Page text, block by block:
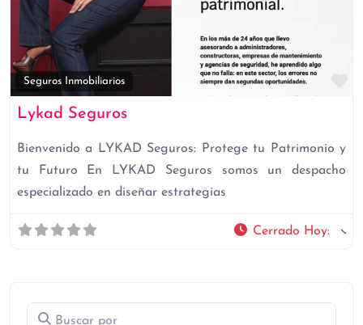
Buscar por
Seguros Inmobiliarios
Lykad Seguros
Bienvenido a LYKAD Seguros: Protege tu Patrimonio y
tu Futuro En LYKAD Seguros somos un despacho
especializado en diseñar estrategias
Cerrado Hoy: